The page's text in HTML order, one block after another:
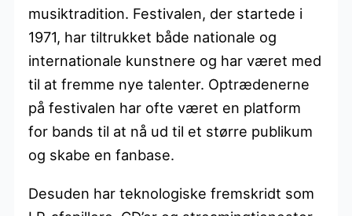
musiktradition. Festivalen, der startede i
1971, har tiltrukket både nationale og
internationale kunstnere og har været med
til at fremme nye talenter. Optrædenerne
på festivalen har ofte været en platform
for bands til at nå ud til et større publikum
og skabe en fanbase.
Desuden har teknologiske fremskridt som